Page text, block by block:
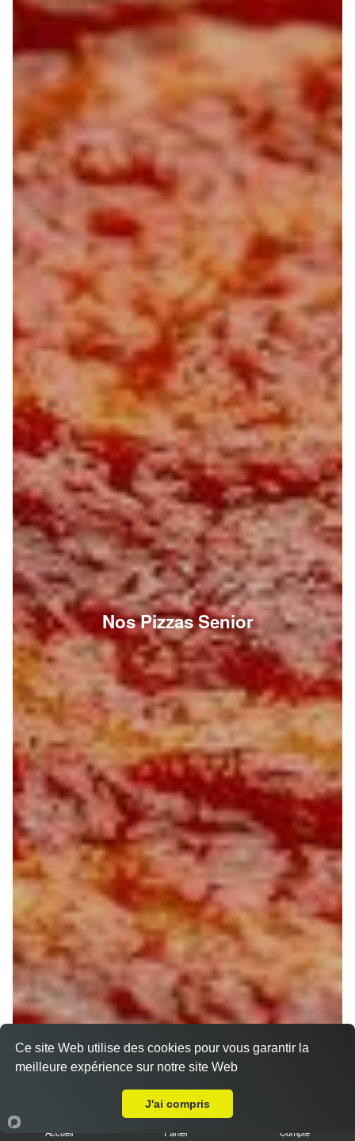
Nos Pizzas Senior
Accueil Panier Compte
Ce site Web utilise des cookies pour vous garantir la
meilleure expérience sur notre site Web
J'ai compris